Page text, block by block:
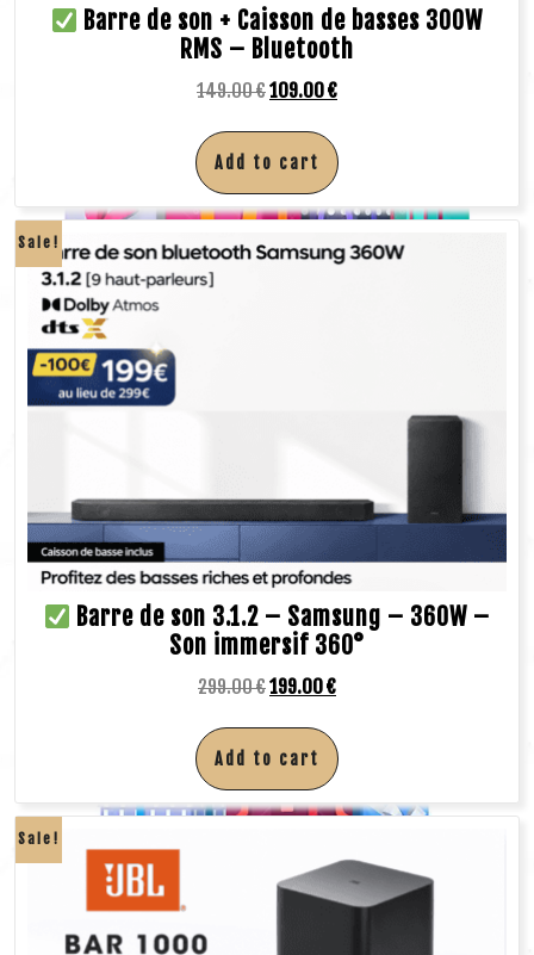
Barre de son + Caisson de basses 300W
RMS – Bluetooth
149.00€109.00€
Add to cart
Sale!
Barre de son 3.1.2 – Samsung – 360W –
Son immersif 360°
299.00€199.00€
Add to cart
Sale!